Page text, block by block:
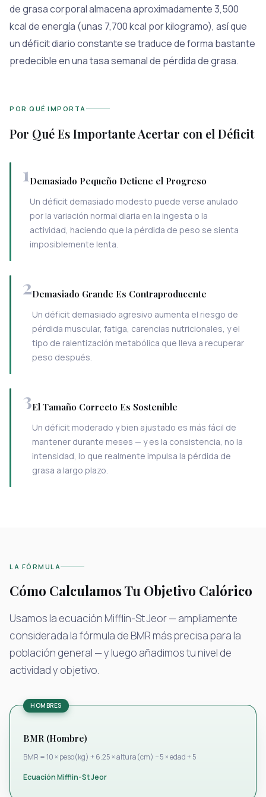
de grasa corporal almacena aproximadamente 3,500
kcal de energía (unas 7,700 kcal por kilogramo), así que
un déficit diario constante se traduce de forma bastante
predecible en una tasa semanal de pérdida de grasa.
POR QUÉ IMPORTA
Por Qué Es Importante Acertar con el Déficit
1 Demasiado Pequeño Detiene el Progreso
Un déficit demasiado modesto puede verse anulado
por la variación normal diaria en la ingesta o la
actividad, haciendo que la pérdida de peso se sienta
imposiblemente lenta.
2Demasiado Grande Es Contraproducente
Un déficit demasiado agresivo aumenta el riesgo de
pérdida muscular, fatiga, carencias nutricionales, y el
tipo de ralentización metabólica que lleva a recuperar
peso después.
3El Tamaño Correcto Es Sostenible
Un déficit moderado y bien ajustado es más fácil de
mantener durante meses — y es la consistencia, no la
intensidad, lo que realmente impulsa la pérdida de
grasa a largo plazo.
LA FÓRMULA
Cómo Calculamos Tu Objetivo Calórico
Usamos la ecuación Mifflin-St Jeor — ampliamente
considerada la fórmula de BMR más precisa para la
población general — y luego añadimos tu nivel de
actividad y objetivo.
HOMBRES
BMR (Hombre)
BMR = 10 × peso(kg) + 6.25 × altura(cm) − 5 × edad + 5
Ecuación Mifflin-St Jeor